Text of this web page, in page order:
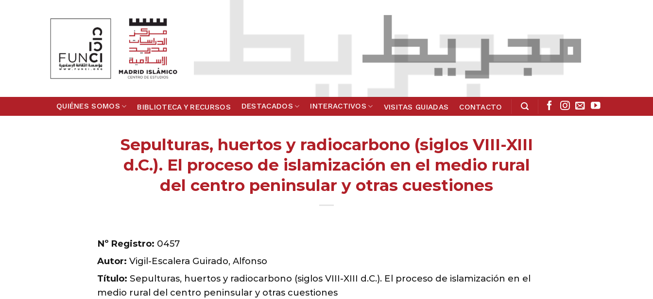
QUIÉNES SOMOS BIBLIOTECA Y RECURSOS DESTACADOS INTERACTIVOS VISITAS GUIADAS CONTACTO
Sepulturas, huertos y radiocarbono (siglos VIII-XIII
d.C.). El proceso de islamización en el medio rural
del centro peninsular y otras cuestiones
Nº Registro: 0457
Autor: Vigil-Escalera Guirado, Alfonso
Título: Sepulturas, huertos y radiocarbono (siglos VIII-XIII d.C.). El proceso de islamización en el
medio rural del centro peninsular y otras cuestiones